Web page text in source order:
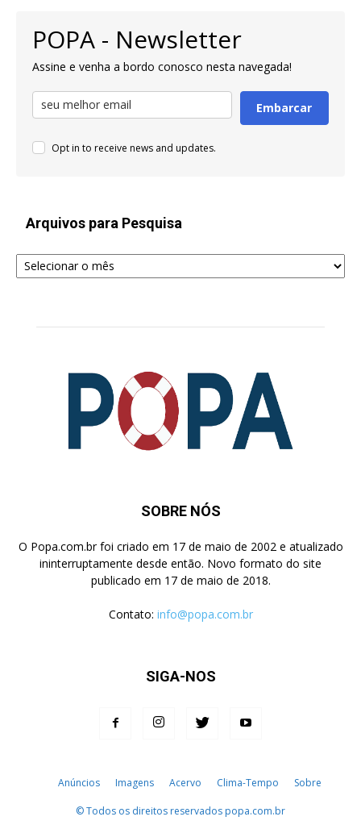
POPA - Newsletter
Assine e venha a bordo conosco nesta navegada!
Embarcar
Opt in to receive news and updates.
Arquivos para Pesquisa
Arquivos
para
SOBRE NÓS
O Popa.com.br foi criado em 17 de maio de 2002 e atualizado
ininterruptamente desde então. Novo formato do site
publicado em 17 de maio de 2018.
Contato: info@popa.com.br
SIGA-NOS
Anúncios Imagens Acervo Clima-Tempo Sobre
© Todos os direitos reservados popa.com.br